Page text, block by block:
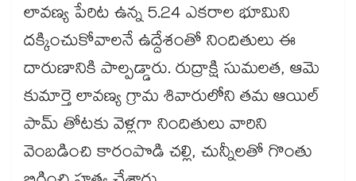
లావణ్య పేరిట ఉన్న 5.24 ఎకరాల భూమిని
దక్కించుకోవాలనే ఉద్దేశంతో నిందితులు ఈ
దారుణానికి పాల్పడ్డారు. రుద్రాక్షి సుమలత, ఆమె
కుమార్తె లావణ్య గ్రామ శివారులోని తమ ఆయిల్​
పామ్​ తోటకు వెళ్లగా నిందితులు వారిని
వెంబడించి కారంపొడి చల్లి, చున్నీలతో గొంతు